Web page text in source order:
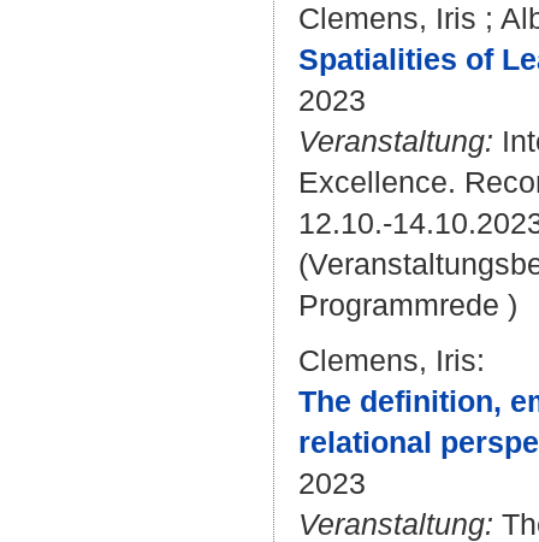
Clemens, Iris ;
Spatialities of
2023
Veranstaltung:
Excellence.
12.10.-
Programmrede )
Clemens, Iris:
The definition,
relational
2023
Veranstaltung: